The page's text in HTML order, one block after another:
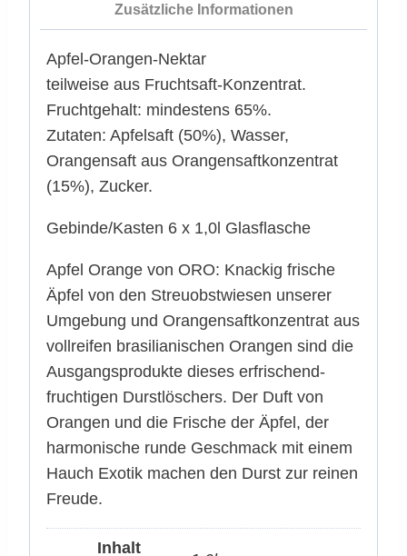
Zusätzliche Informationen
Apfel-Orangen-Nektar
teilweise aus Fruchtsaft-Konzentrat.
Fruchtgehalt: mindestens 65%.
Zutaten: Apfelsaft (50%), Wasser,
Orangensaft aus Orangensaftkonzentrat
(15%), Zucker.
Gebinde/Kasten 6 x 1,0l Glasflasche
Apfel Orange von ORO: Knackig frische
Äpfel von den Streuobstwiesen unserer
Umgebung und Orangensaftkonzentrat aus
vollreifen brasilianischen Orangen sind die
Ausgangsprodukte dieses erfrischend-
fruchtigen Durstlöschers. Der Duft von
Orangen und die Frische der Äpfel, der
harmonische runde Geschmack mit einem
Hauch Exotik machen den Durst zur reinen
Freude.
Inhalt